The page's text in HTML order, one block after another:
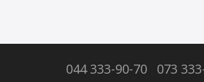
044 333-90-70
073